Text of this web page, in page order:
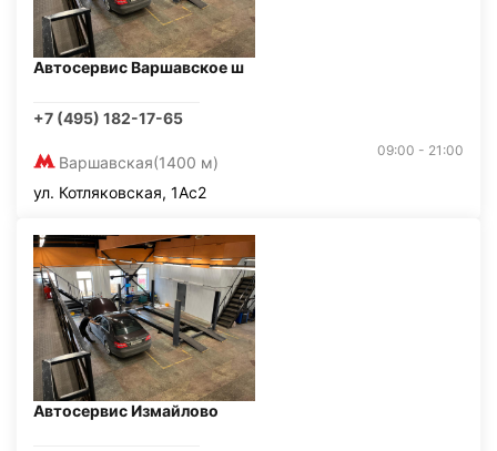
Автосервис Варшавское ш
+7 (495) 182-17-65
Варшавская(1400 м)
09:00 - 21:00
ул. Котляковская, 1Ас2
Автосервис Измайлово